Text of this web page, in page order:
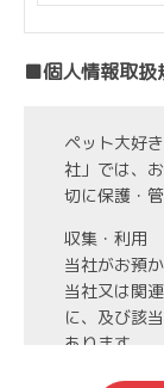
■個人情報取扱
ペット大好
社」では、
切に保護・
収集・利用
当社がお預
当社又は関
に、及び該
あります。